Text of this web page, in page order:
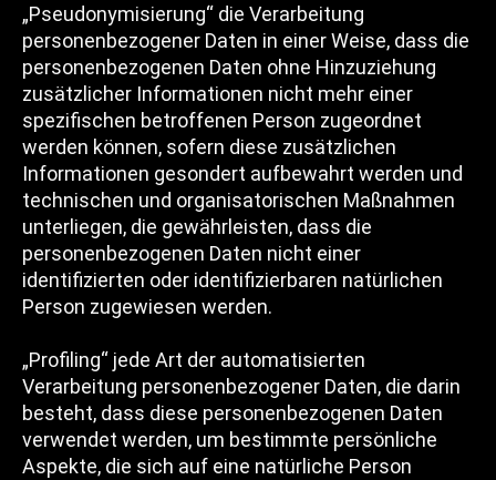
„Pseudonymisierung“ die Verarbeitung
personenbezogener Daten in einer Weise, dass die
personenbezogenen Daten ohne Hinzuziehung
zusätzlicher Informationen nicht mehr einer
spezifischen betroffenen Person zugeordnet
werden können, sofern diese zusätzlichen
Informationen gesondert aufbewahrt werden und
technischen und organisatorischen Maßnahmen
unterliegen, die gewährleisten, dass die
personenbezogenen Daten nicht einer
identifizierten oder identifizierbaren natürlichen
Person zugewiesen werden.
„Profiling“ jede Art der automatisierten
Verarbeitung personenbezogener Daten, die darin
besteht, dass diese personenbezogenen Daten
verwendet werden, um bestimmte persönliche
Aspekte, die sich auf eine natürliche Person